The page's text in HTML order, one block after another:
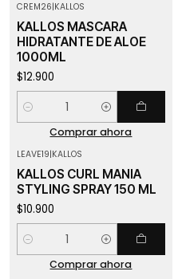
CREM26|KALLOS
KALLOS MASCARA
HIDRATANTE DE ALOE
1000ML
$12.900
Cantidad
Comprar ahora
LEAVE19|KALLOS
KALLOS CURL MANIA
STYLING SPRAY 150 ML
$10.900
Cantidad
Comprar ahora